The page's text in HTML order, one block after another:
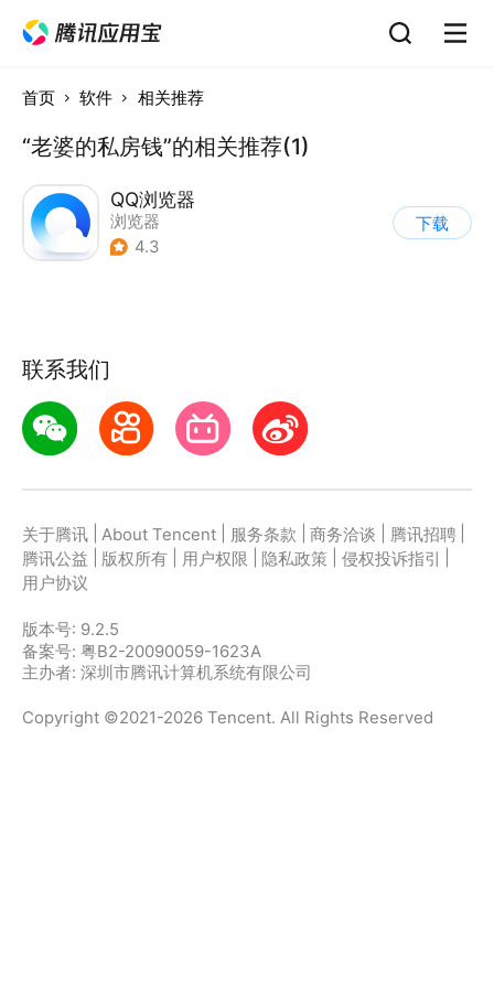
首页 软件 相关推荐
“老婆的私房钱”的相关推荐(1)
QQ浏览器
浏览器
4.3
下载
联系我们
关于腾讯 About Tencent 服务条款 商务洽谈 腾讯招聘
腾讯公益
版权所有 用户权限 隐私政策 侵权投诉指引
用户协议
版本号: 9.2.5
备案号: 粤B2-20090059-1623A
主办者: 深圳市腾讯计算机系统有限公司
Copyright ©2021-2026 Tencent. All Rights Reserved